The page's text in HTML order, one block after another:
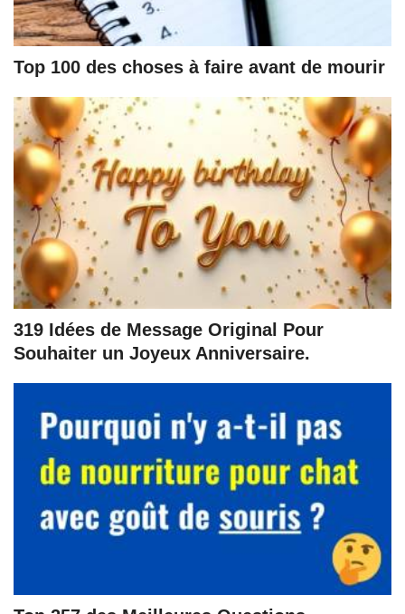
Top 100 des choses à faire avant de mourir
319 Idées de Message Original Pour
Souhaiter un Joyeux Anniversaire.